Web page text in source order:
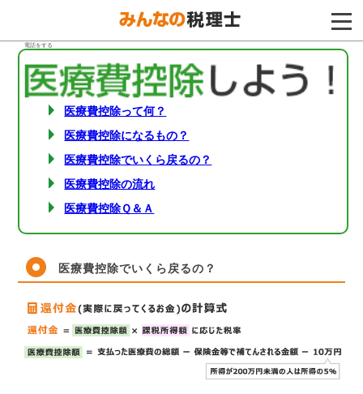
電話をする
医療費控除って何？
医療費控除になるもの？
医療費控除でいくら戻るの？
医療費控除の流れ
医療費控除Ｑ＆Ａ
医療費控除でいくら戻るの？